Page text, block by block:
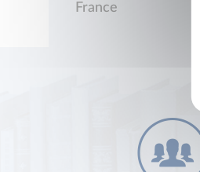
France